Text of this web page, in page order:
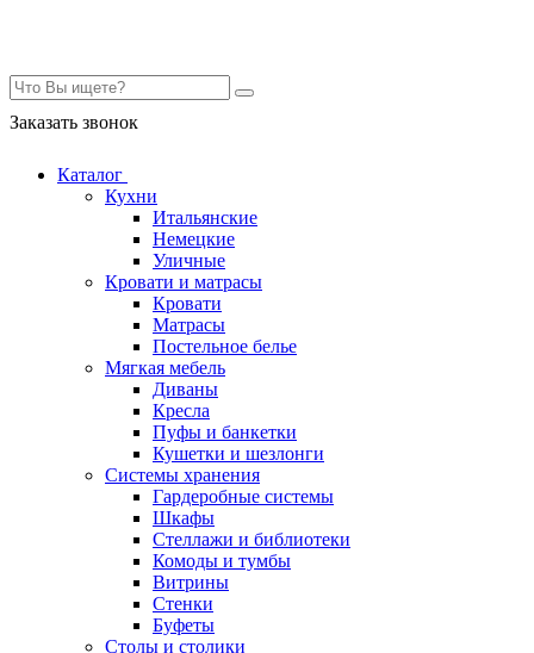
Заказать звонок
Каталог
Кухни
Итальянские
Немецкие
Уличные
Кровати и матрасы
Кровати
Матрасы
Постельное белье
Мягкая мебель
Диваны
Кресла
Пуфы и банкетки
Кушетки и шезлонги
Системы хранения
Гардеробные системы
Шкафы
Стеллажи и библиотеки
Комоды и тумбы
Витрины
Стенки
Буфеты
Столы и столики